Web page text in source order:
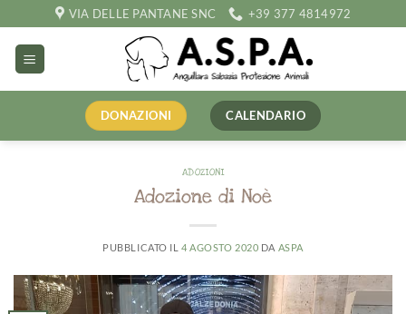
ai
contenuti
VIA DELLE PANTANE SNC +39 377 4814972
DONAZIONI CALENDARIO
ADOZIONI
Adozione di Noè
PUBBLICATO IL4 AGOSTO 2020 DA ASPA